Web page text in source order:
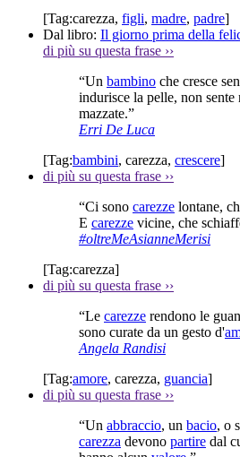
[Tag:carezza, figli, madre, padre]
Dal libro: Il giorno prima della
di più su questa frase ››
“Un bambino che cresce
indurisce la pelle, non sente
mazzate.”
Erri De Luca
[Tag:bambini, carezza, crescere]
di più su questa frase ››
“Ci sono carezze lontane,
E carezze vicine, che
#oltreMeAsianneMerisi
[Tag:carezza]
di più su questa frase ››
“Le carezze rendono le
sono curate da un gesto d'
Angela Randisi
[Tag:amore, carezza, guancia]
di più su questa frase ››
“Un abbraccio, un bacio, o
carezza devono partire dal